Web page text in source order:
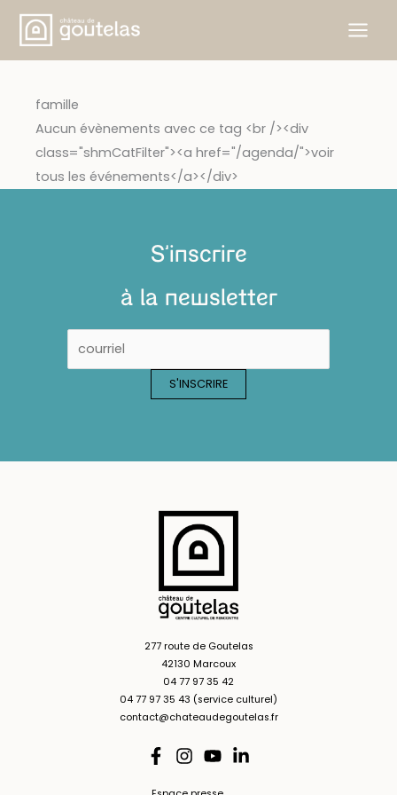
Aller
contenu
famille
Aucun évènements avec ce tag <br /><div
class="shmCatFilter"><a href="/agenda/">voir
tous les événements</a></div>
S'inscrire
à la newsletter
277 route de Goutelas
42130 Marcoux
04 77 97 35 42
04 77 97 35 43 (service culturel)
contact@chateaudegoutelas.fr